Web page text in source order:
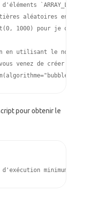
aléatoires entre
(0, 1000) pour je dans
en utilisant le nom
venez de créer
( algorithme=
pour obtenir le
minimum: